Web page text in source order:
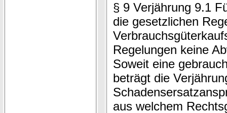
§ 9 Verjährung 9.1
die gesetzlichen
Regelungen keine
Soweit eine
beträgt die
aus welchem